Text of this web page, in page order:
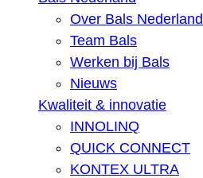
Over Bals Nederland
Team Bals
Werken bij Bals
Nieuws
Kwaliteit & innovatie
INNOLINQ
QUICK CONNECT
KONTEX ULTRA